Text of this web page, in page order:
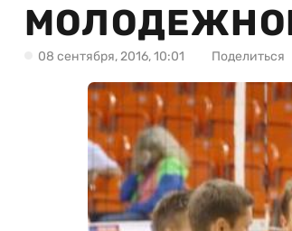
08 сентября, 2016, 10:01 Поделиться